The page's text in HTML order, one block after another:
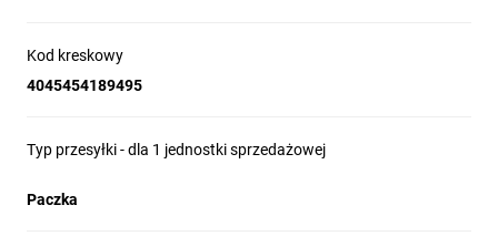
Kod kreskowy
4045454189495
Typ przesyłki - dla 1 jednostki sprzedażowej
Paczka